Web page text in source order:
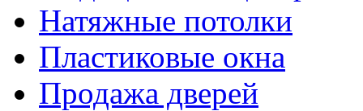
Натяжные потолки
Пластиковые окна
Продажа дверей